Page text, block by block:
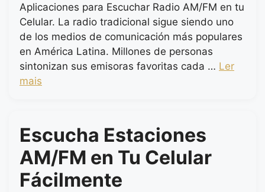
Aplicaciones para Escuchar Radio AM/FM en tu
Celular. La radio tradicional sigue siendo uno
de los medios de comunicación más populares
en América Latina. Millones de personas
sintonizan sus emisoras favoritas cada … Ler
mais
Escucha Estaciones
AM/FM en Tu Celular
Fácilmente